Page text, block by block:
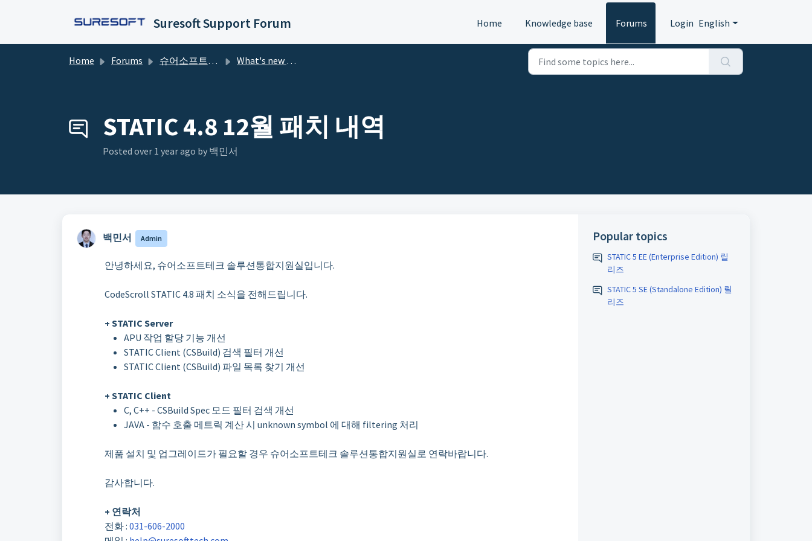
Suresoft Support Forum Home Knowledge base Forums Login English
Home Forums 슈어소프트테크 포럼 What's new in STATIC?
STATIC 4.8 12월 패치 내역
Posted over 1 year ago by 백민서 ㅤ
백민서 ㅤ Admin
안녕하세요, 슈어소프트테크 솔루션통합지원실입니다.
CodeScroll STATIC 4.8 패치 소식을 전해드립니다.
+ STATIC Server
APU 작업 할당 기능 개선
STATIC Client (CSBuild) 검색 필터 개선
STATIC Client (CSBuild) 파일 목록 찾기 개선
+ STATIC Client
C, C++ - CSBuild Spec 모드 필터 검색 개선
JAVA - 함수 호출 메트릭 계산 시 unknown symbol 에 대해 filtering 처리
제품 설치 및 업그레이드가 필요할 경우 슈어소프트테크 솔루션통합지원실로 연락바랍니다.
감사합니다.
+ 연락처
전화 : 031-606-2000
Popular topics
STATIC 5 EE (Enterprise Edition) 릴
리즈
STATIC 5 SE (Standalone Edition) 릴
리즈